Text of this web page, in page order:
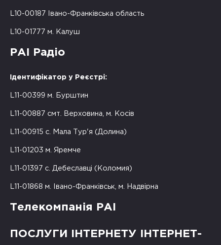
L10-00187 Івано-Франківська область
L10-01777 м. Калуш
РАІ Радіо
Ідентифікатор у Реєстрі:
L11-00399 м. Бурштин
L11-00887 смт. Верховина, м. Косів
L11-00915 с. Мала Тур'я (Долина)
L11-01203 м. Яремче
L11-01397 с. Дебеславці (Коломия)
L11-01868 м. Івано-Франківськ, м. Надвірна
Телекомпанія РАІ
ПОСЛУГИ ІНТЕРНЕТУ ІНТЕРНЕТ-